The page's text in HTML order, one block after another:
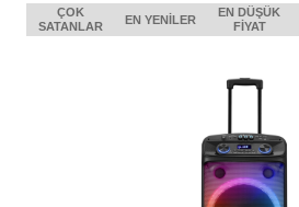
ÇOK
SATANLAR
EN YENILER
EN DÜŞÜK
FIYAT